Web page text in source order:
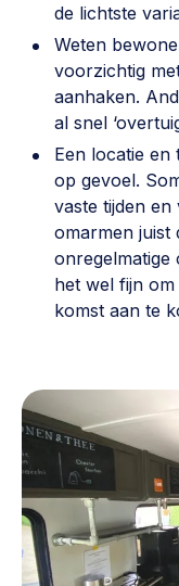
de lichtste
Weten
voorzichtig
aanhaken.
al snel
Een locatie en
op gevoel.
vaste tijden
omarmen juist
onregelmatige
het wel fijn
komst aan te